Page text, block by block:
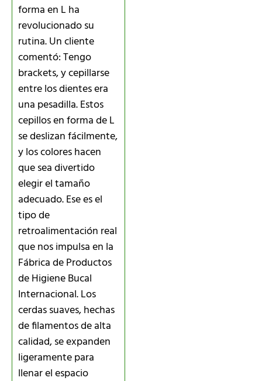
forma en L ha
revolucionado su
rutina. Un cliente
comentó: Tengo
brackets, y cepillarse
entre los dientes era
una pesadilla. Estos
cepillos en forma de L
se deslizan fácilmente,
y los colores hacen
que sea divertido
elegir el tamaño
adecuado. Ese es el
tipo de
retroalimentación real
que nos impulsa en la
Fábrica de Productos
de Higiene Bucal
Internacional. Los
cerdas suaves, hechas
de filamentos de alta
calidad, se expanden
ligeramente para
llenar el espacio